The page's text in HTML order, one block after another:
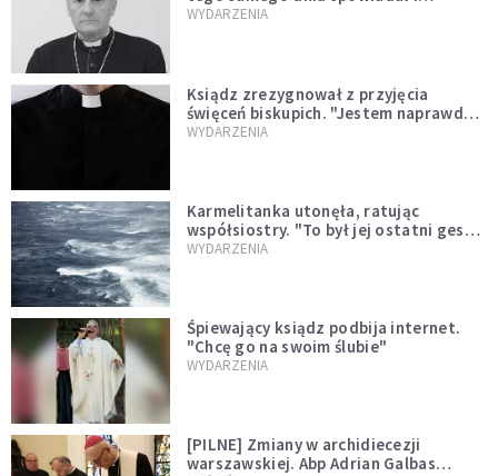
sprawował Mszę świętą
WYDARZENIA
Ksiądz zrezygnował z przyjęcia
święceń biskupich. "Jestem naprawdę
niegodny"
WYDARZENIA
Karmelitanka utonęła, ratując
współsiostry. "To był jej ostatni gest
miłości"
WYDARZENIA
Śpiewający ksiądz podbija internet.
"Chcę go na swoim ślubie"
WYDARZENIA
[PILNE] Zmiany w archidiecezji
warszawskiej. Abp Adrian Galbas